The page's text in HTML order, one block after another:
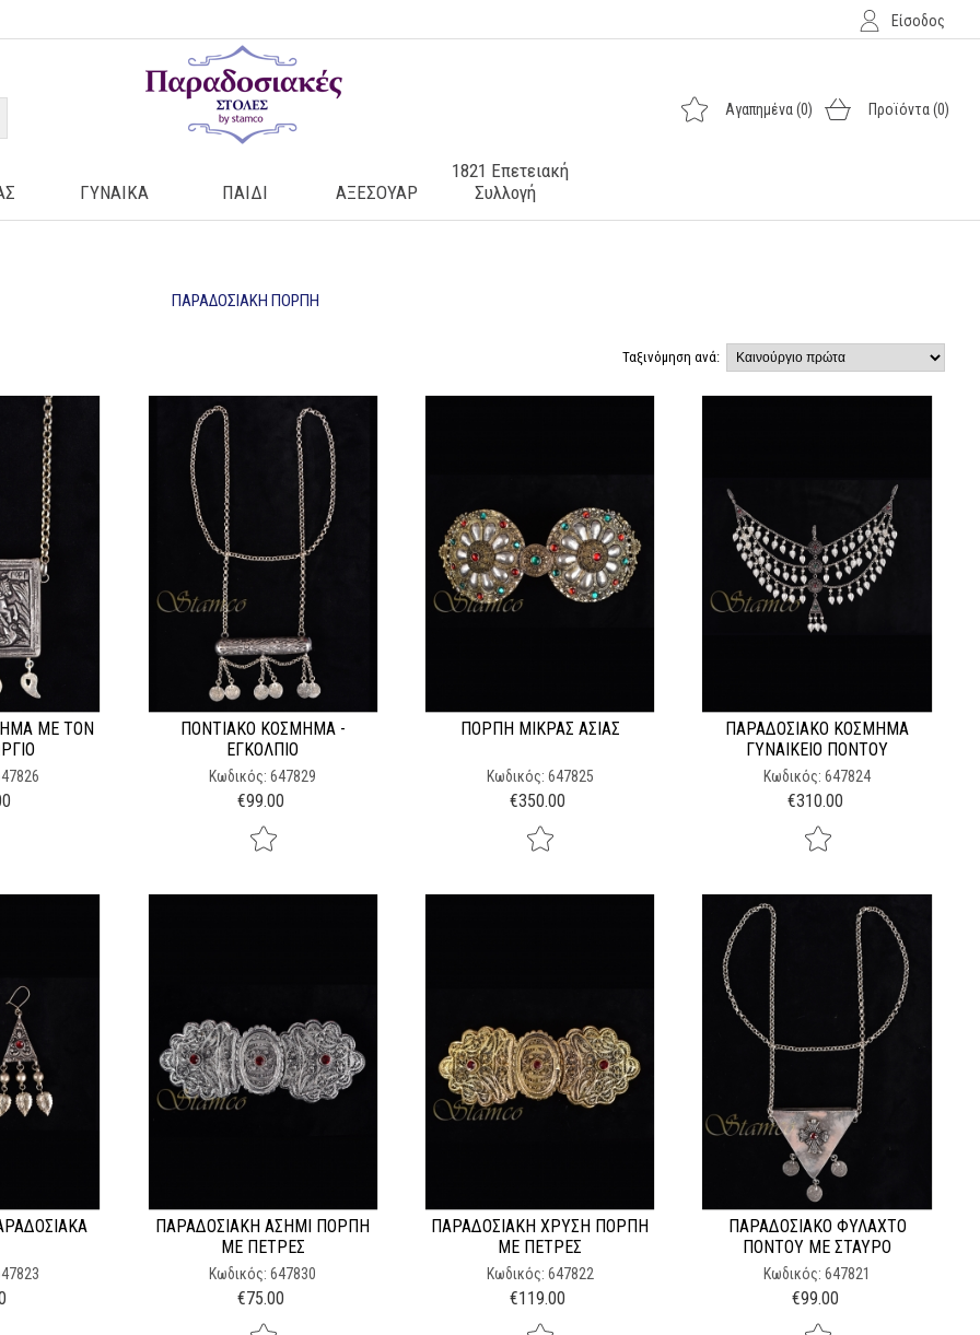
Είσοδος
Προϊόντα(0)
Αγαπημένα(0)
ΓΥΝΑΙΚΑ ΠΑΙΔΙ ΑΞΕΣΟΥΑΡ
1821 Επετειακή
Συλλογή
ΠΑΡΑΔΟΣΙΑΚΉ ΠΌΡΠΗ
Ταξινόμηση ανά:
ΜΕ ΤΟΝ
ΠΟΝΤΙΑΚΌ ΚΌΣΜΗΜΑ -
ΕΓΚΌΛΠΙΟ
Κωδικός: 647829
€99.00
ΠΌΡΠΗ ΜΙΚΡΆΣ ΑΣΊΑΣ
Κωδικός: 647825
€350.00
ΠΑΡΑΔΟΣΙΑΚΌ ΚΌΣΜΗΜΑ
ΓΥΝΑΙΚΕΊΟ ΠΌΝΤΟΥ
Κωδικός: 647824
€310.00
ΠΑΡΑΔΟΣΙΑΚΉ ΑΣΗΜΊ ΠΌΡΠΗ
ΜΕ ΠΈΤΡΕΣ
Κωδικός: 647830
€75.00
ΠΑΡΑΔΟΣΙΑΚΉ ΧΡΥΣΉ ΠΌΡΠΗ
ΜΕ ΠΈΤΡΕΣ
Κωδικός: 647822
€119.00
ΠΑΡΑΔΟΣΙΑΚΌ ΦΥΛΑΧΤΌ
ΠΌΝΤΟΥ ΜΕ ΣΤΑΥΡΌ
Κωδικός: 647821
€99.00